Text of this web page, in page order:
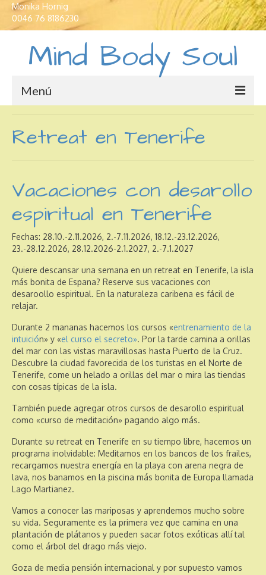
Monika Hornig
0046 76 8186230
Mind Body Soul
Menú
Traductor e interprete
Idiomas
Yoga
Crecimiento personal
Retreat en Tenerife
Vacaciones con desarollo
espiritual en Tenerife
Fechas: 28.10.-2.11.2026, 2.-7.11.2026, 18.12.-23.12.2026,
23.-28.12.2026, 28.12.2026-2.1.2027, 2.-7.1.2027
Quiere descansar una semana en un retreat en Tenerife, la isla
más bonita de Espana? Reserve sus vacaciones con
desaroollo espiritual. En la naturaleza caribena es fácil de
relajar.
Durante 2 mananas hacemos los cursos «entrenamiento de la
intuición» y «el curso el secreto». Por la tarde camina a orillas
del mar con las vistas maravillosas hasta Puerto de la Cruz.
Descubre la ciudad favorecida de los turistas en el Norte de
Tenerife, come un helado a orillas del mar o mira las tiendas
con cosas típicas de la isla.
También puede agregar otros cursos de desarollo espiritual
como «curso de meditación» pagando algo más.
Durante su retreat en Tenerife en su tiempo libre, hacemos un
programa inolvidable: Meditamos en los bancos de los frailes,
recargamos nuestra energía en la playa con arena negra de
lava, nos banamos en la piscina más bonita de Europa llamada
Lago Martianez.
Vamos a conocer las mariposas y aprendemos mucho sobre
su vida. Seguramente es la primera vez que camina en una
plantación de plátanos y pueden sacar fotos exóticas allí tal
como el árbol del drago más viejo.
Goza de media pensión internacional y por supuesto vamos